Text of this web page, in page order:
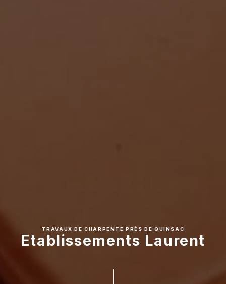
TRAVAUX DE CHARPENTE PRÈS DE QUINSAC
Etablissements Laurent